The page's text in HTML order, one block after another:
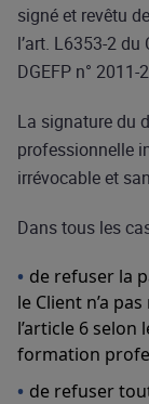
signé et revêtu
l’art. L6353-2
DGEFP n°
La signature du
professionnelle
irrévocable et
Dans tous les
de refuser la
le Client n’a
l’article 6
formation
de refuser